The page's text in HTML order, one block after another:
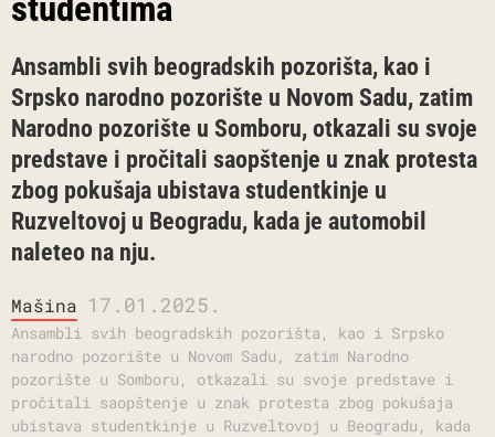
Ansambli svih beogradskih pozorišta, kao i
Srpsko narodno pozorište u Novom Sadu, zatim
Narodno pozorište u Somboru, otkazali su svoje
predstave i pročitali saopštenje u znak protesta
zbog pokušaja ubistava studentkinje u
Ruzveltovoj u Beogradu, kada je automobil
naleteo na nju.
Mašina 17.01.2025.
Ansambli svih beogradskih pozorišta, kao i Srpsko
narodno pozorište u Novom Sadu, zatim Narodno
pozorište u Somboru, otkazali su svoje predstave i
pročitali saopštenje u znak protesta zbog pokušaja
ubistava studentkinje u Ruzveltovoj u Beogradu, kada